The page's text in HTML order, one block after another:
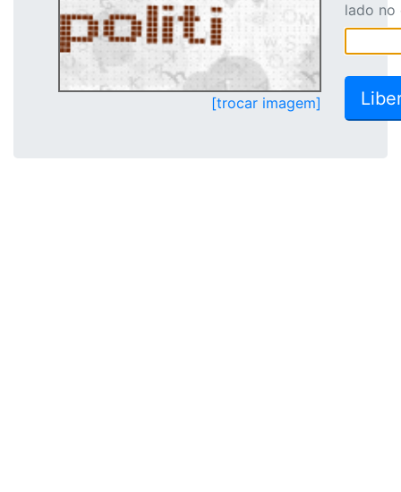
[trocar imagem]
lado no